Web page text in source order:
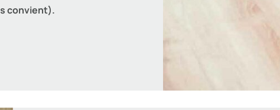
convient).